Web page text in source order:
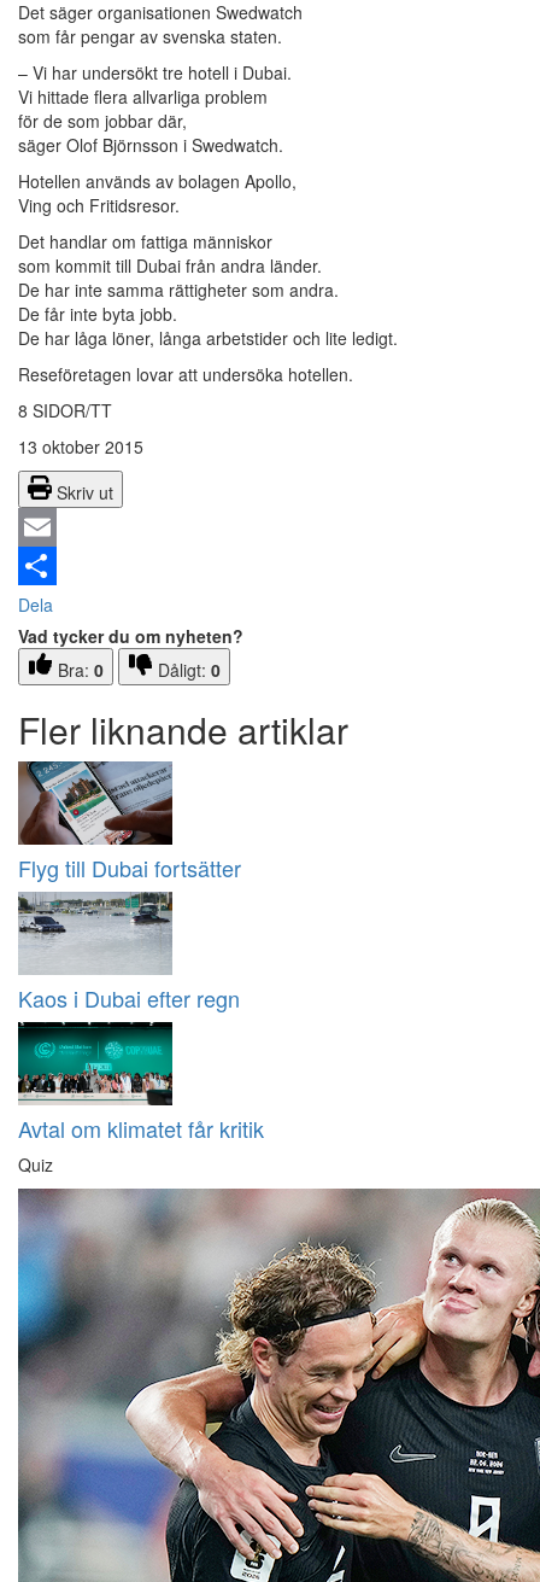
Det säger organisationen Swedwatch
som får pengar av svenska staten.
– Vi har undersökt tre hotell i Dubai.
Vi hittade flera allvarliga problem
för de som jobbar där,
säger Olof Björnsson i Swedwatch.
Hotellen används av bolagen Apollo,
Ving och Fritidsresor.
Det handlar om fattiga människor
som kommit till Dubai från andra länder.
De har inte samma rättigheter som andra.
De får inte byta jobb.
De har låga löner, långa arbetstider och lite ledigt.
Reseföretagen lovar att undersöka hotellen.
8 SIDOR/TT
13 oktober 2015
Skriv ut
Email
Dela
Vad tycker du om nyheten?
Bra: 0 Dåligt: 0
Fler liknande artiklar
Flyg till Dubai fortsätter
Kaos i Dubai efter regn
Avtal om klimatet får kritik
Quiz